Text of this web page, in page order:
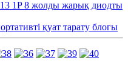
1P 8 жолды жарық диодты
қуат тарату блогы